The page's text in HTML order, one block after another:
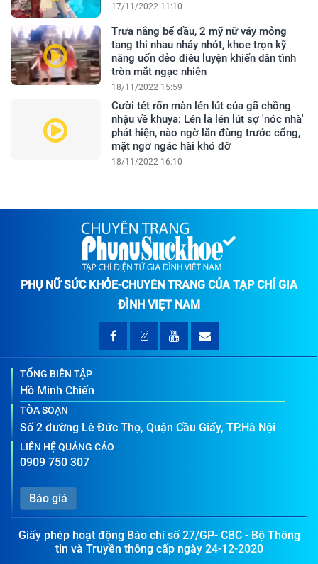
17/11/2022 11:10
Trưa nắng bể đầu, 2 mỹ nữ váy mỏng
tang thi nhau nhảy nhót, khoe trọn kỹ
năng uốn dẻo điêu luyện khiến dân tình
tròn mắt ngạc nhiên
18/11/2022 15:59
Cười tét rốn màn lén lút của gã chồng
nhậu về khuya: Lén la lén lút sợ 'nóc nhà'
phát hiện, nào ngờ lăn đùng trước cổng,
mặt ngơ ngác hài khó đỡ
18/11/2022 16:10
PHỤ NỮ SỨC KHỎE-CHUYÊN TRANG CỦA TẠP CHÍ GIA
ĐÌNH VIỆT NAM
TỔNG BIÊN TẬP
Hồ Minh Chiến
TÒA SOẠN
Số 2 đường Lê Đức Thọ, Quận Cầu Giấy, TP.Hà Nội
LIÊN HỆ QUẢNG CÁO
0909 750 307
Báo giá
Giấy phép hoạt động Báo chí số 27/GP- CBC - Bộ Thông
tin và Truyền thông cấp ngày 24-12-2020